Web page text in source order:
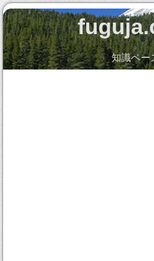
知識ベー